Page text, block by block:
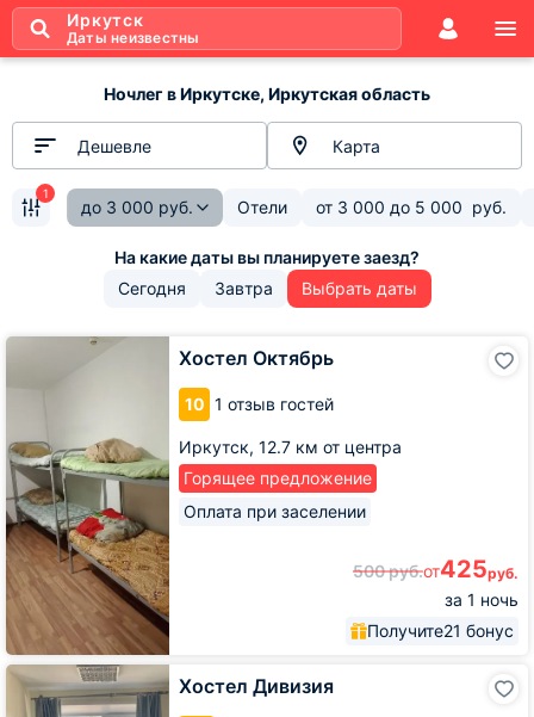
Иркутск
Даты неизвестны
Ночлег в Иркутске, Иркутская область
Дешевле Карта
до 3 000 руб. Отели от 3 000 до 5 000 руб.
1
Сегодня Завтра Выбрать даты
Хостел Октябрь
10 1 отзыв гостей
Иркутск, 12.7 км от центра
Горящее предложение
Оплата при заселении
500руб.от425руб.
за 1 ночь
Получите21 бонус
Хостел
Хостел Дивизия
Хостел
Дивизия